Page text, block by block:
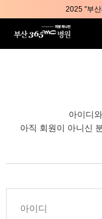
2025 "부
부산
아이디
아직 회원이 아니신